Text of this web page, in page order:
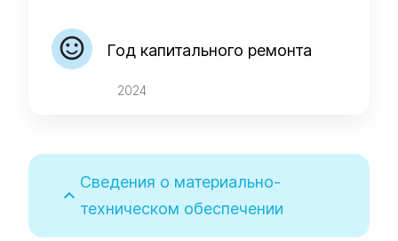
Год капитального ремонта
2024
Сведения о материально-
техническом обеспечении